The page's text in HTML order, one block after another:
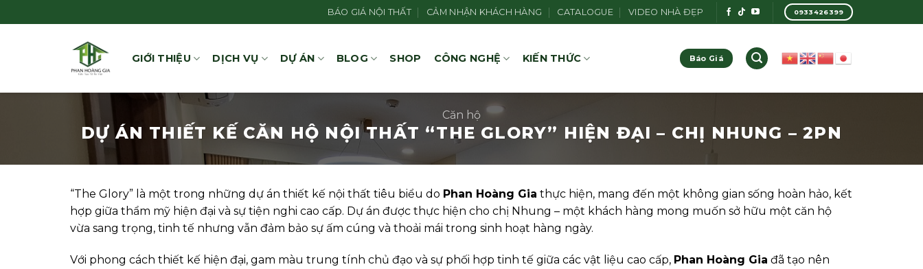
qua
BÁO GIÁ NỘI THẤT CẢM NHẬN KHÁCH HÀNG CATALOGUE VIDEO NHÀ ĐẸP 0933426399
GIỚI THIỆU DỊCH VỤ DỰ ÁN BLOG SHOP CÔNG NGHỆ KIẾN THỨC Báo Giá
Căn hộ
DỰ ÁN THIẾT KẾ CĂN HỘ NỘI THẤT “THE GLORY” HIỆN ĐẠI – CHỊ NHUNG – 2PN
“The Glory” là một trong những dự án thiết kế nội thất tiêu biểu do Phan Hoàng Gia thực hiện, mang đến một không gian sống hoàn hảo, kết
hợp giữa thẩm mỹ hiện đại và sự tiện nghi cao cấp. Dự án được thực hiện cho chị Nhung – một khách hàng mong muốn sở hữu một căn hộ
vừa sang trọng, tinh tế nhưng vẫn đảm bảo sự ấm cúng và thoải mái trong sinh hoạt hàng ngày.
Với phong cách thiết kế hiện đại, gam màu trung tính chủ đạo và sự phối hợp tinh tế giữa các vật liệu cao cấp, Phan Hoàng Gia đã tạo nên